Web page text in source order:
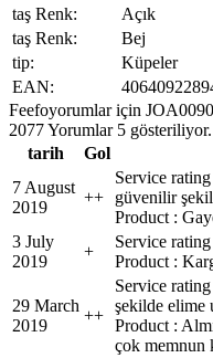
taş Renk:
Açık
taş Renk:
Bej
tip:
Küpeler
EAN:
Feefoyorumlar için
2077 Yorumlar 5 gösteriliyor.
tarih
Gol
7 August
2019
++
Service
güvenilir
Product :
3 July
2019
+
Service
Product :
29 March
2019
++
Service
şekilde elime
Product :
çok memnun